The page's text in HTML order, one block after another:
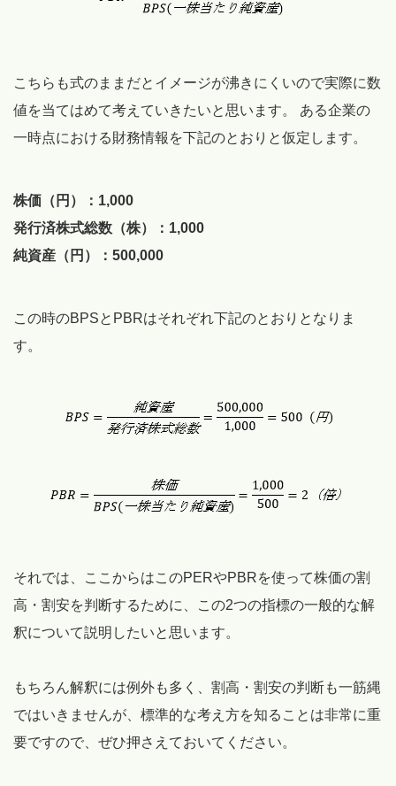
こちらも式のままだとイメージが沸きにくいので実際に数
値を当てはめて考えていきたいと思います。 ある企業の
一時点における財務情報を下記のとおりと仮定します。
株価（円）：1,000
発行済株式総数（株）：1,000
純資産（円）：500,000
この時のBPSとPBRはそれぞれ下記のとおりとなりま
す。
それでは、ここからはこのPERやPBRを使って株価の割
高・割安を判断するために、この2つの指標の一般的な解
釈について説明したいと思います。
もちろん解釈には例外も多く、割高・割安の判断も一筋縄
ではいきませんが、標準的な考え方を知ることは非常に重
要ですので、ぜひ押さえておいてください。